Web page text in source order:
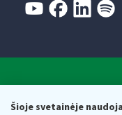
Šioje svetainėje
Respublikos